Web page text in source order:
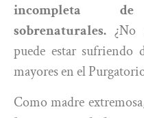
incompleta
sobrenaturales. ¿No
puede estar sufriendo
mayores en el
Como madre